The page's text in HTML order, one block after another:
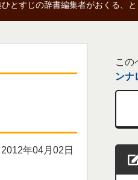
すじの辞書編集者がおくる、と
2012年04月02日
この
ンナ